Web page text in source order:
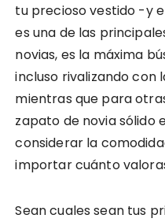
tu precioso vestido -y
es una de las
novias, es la máxima
incluso rivalizando con
mientras que para
zapato de novia sólido
considerar la
importar cuánto
Sean cuales sean tus